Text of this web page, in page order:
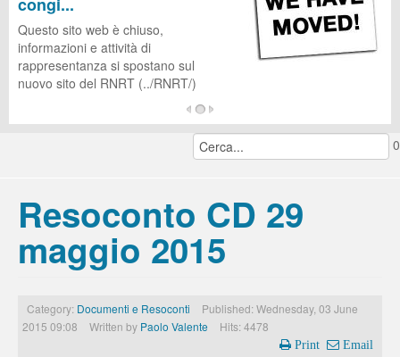
Questo sito web è chiuso,
informazioni e attività di
rappresentanza si spostano sul
nuovo sito del RNRT (../RNRT/)
0
Resoconto CD 29
maggio 2015
Category: Documenti e Resoconti
Published: Wednesday, 03 June
2015 09:08
Written by Paolo Valente Hits: 4478
Print Email
CUG